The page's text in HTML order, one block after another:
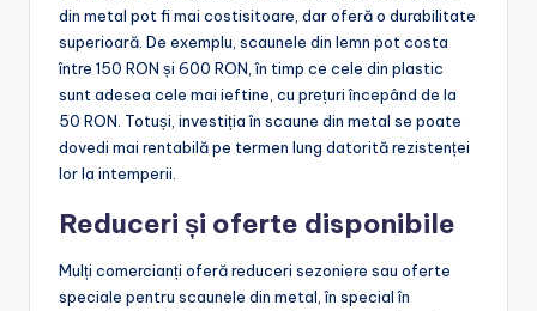
din metal pot fi mai costisitoare, dar oferă o durabilitate
superioară. De exemplu, scaunele din lemn pot costa
între 150 RON și 600 RON, în timp ce cele din plastic
sunt adesea cele mai ieftine, cu prețuri începând de la
50 RON. Totuși, investiția în scaune din metal se poate
dovedi mai rentabilă pe termen lung datorită rezistenței
lor la intemperii.
Reduceri și oferte disponibile
Mulți comercianți oferă reduceri sezoniere sau oferte
speciale pentru scaunele din metal, în special în